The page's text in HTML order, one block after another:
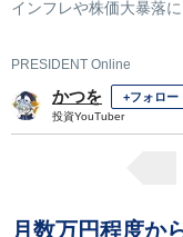
インフレや株価大暴落
PRESIDENT Online
かつを +フォロー
投資YouTuber
月数万円程度か